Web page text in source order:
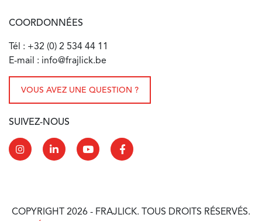
COORDONNÉES
Tél : +32 (0) 2 534 44 11
E-mail : info@frajlick.be
VOUS AVEZ UNE QUESTION ?
SUIVEZ-NOUS
COPYRIGHT 2026 - FRAJLICK. TOUS DROITS RÉSERVÉS.